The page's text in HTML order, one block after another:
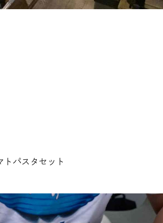
パスタセット